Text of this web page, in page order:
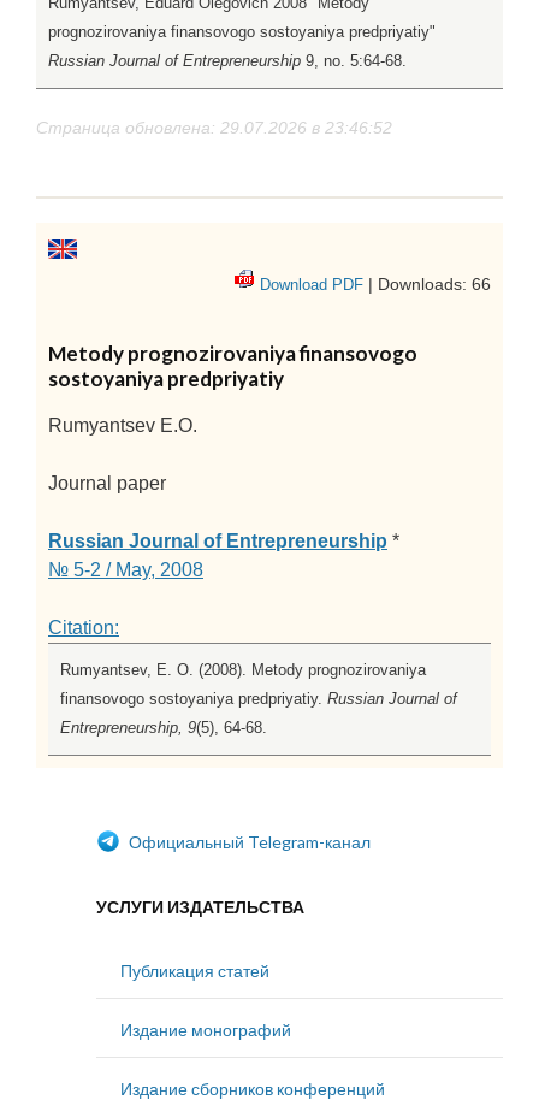
prognozirovaniya finansovogo sostoyaniya predpriyatiy"
Russian Journal of Entrepreneurship 9, no. 5:64-68.
Страница обновлена: 29.07.2026 в 23:46:52
Download PDF | Downloads: 66
Metody prognozirovaniya finansovogo
sostoyaniya predpriyatiy
Rumyantsev E.O.
Journal paper
Russian Journal of Entrepreneurship *
№ 5-2 / May, 2008
Citation:
Rumyantsev, E. O. (2008). Metody prognozirovaniya
finansovogo sostoyaniya predpriyatiy. Russian Journal of
Entrepreneurship, 9(5), 64-68.
Официальный Telegram-канал
УСЛУГИ ИЗДАТЕЛЬСТВА
Публикация статей
Издание монографий
Издание сборников конференций